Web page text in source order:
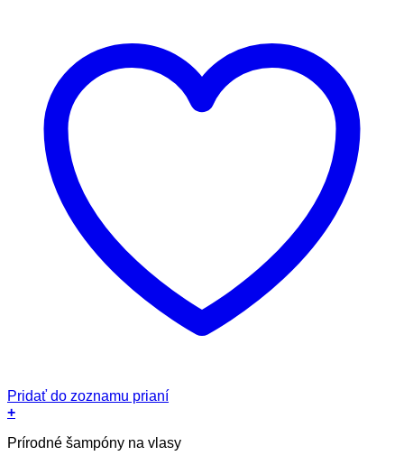
Pridať do zoznamu prianí
+
Prírodné šampóny na vlasy